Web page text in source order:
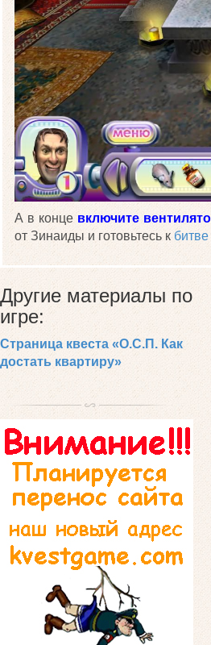
А в конце включите
от Зинаиды и готовьтесь к
Другие материалы по
игре:
Страница квеста «О.С.П. Как
достать квартиру»